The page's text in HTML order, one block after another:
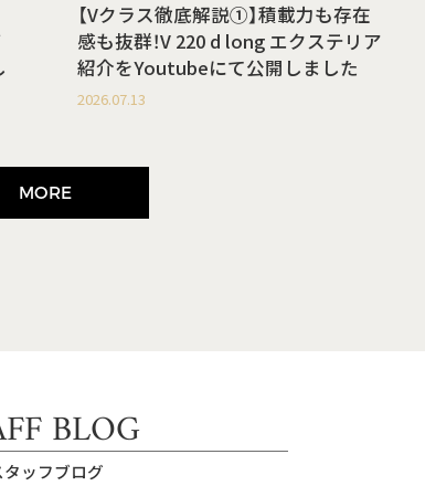
【Vクラス徹底解説①】積載力も存在
感も抜群！V 220 d long エクステリア
紹介をYoutubeにて公開しました
2026.07.13
MORE
BLOG
タッフブログ